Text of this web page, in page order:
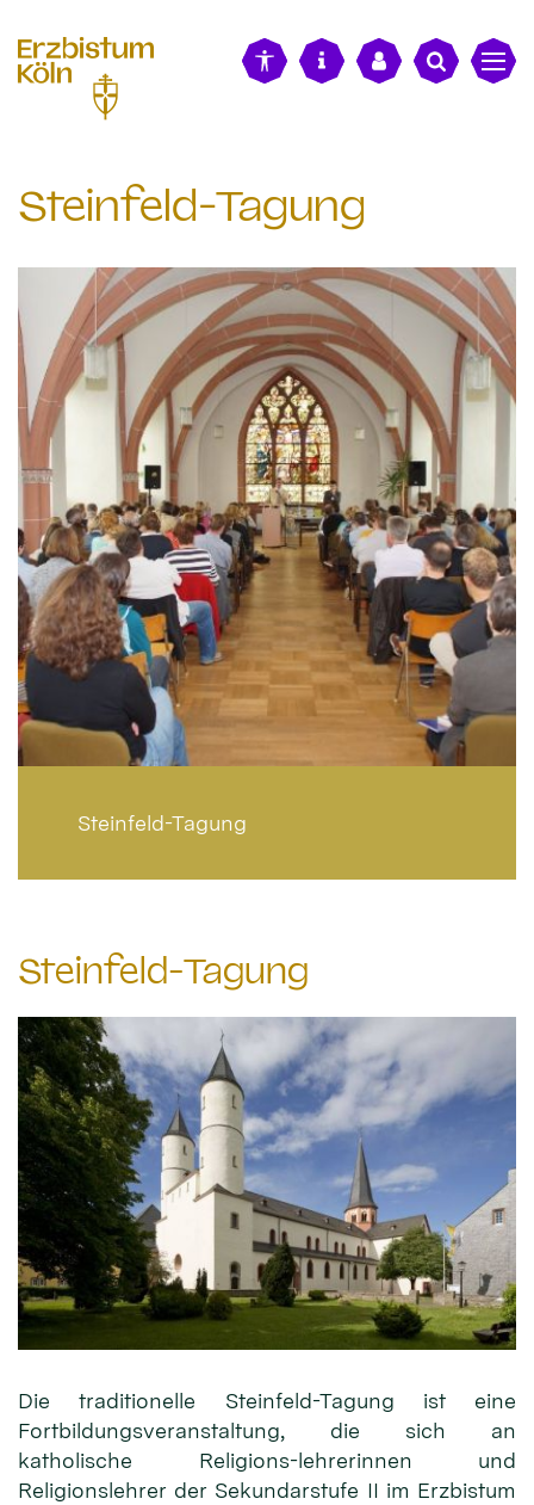
Steinfeld-Tagung
Steinfeld-Tagung
Steinfeld-Tagung
Die traditionelle Steinfeld-Tagung ist eine
Fortbildungsveranstaltung, die sich an
katholische Religions-lehrerinnen und
Religionslehrer der Sekundarstufe II im Erzbistum